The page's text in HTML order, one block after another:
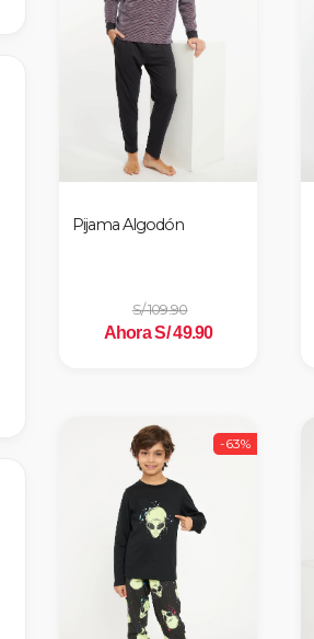
Pijama Algodón
S/ 109.90
Ahora S/ 49.90
-63%